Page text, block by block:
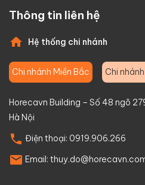
Thông tin liên hệ
Hệ thống chi nhánh
Chi nhánh Miền Bắc Chi
Horecavn Building – Số 48 ngõ
Hà Nội
Điện thoại: 0919.906.266
Email: